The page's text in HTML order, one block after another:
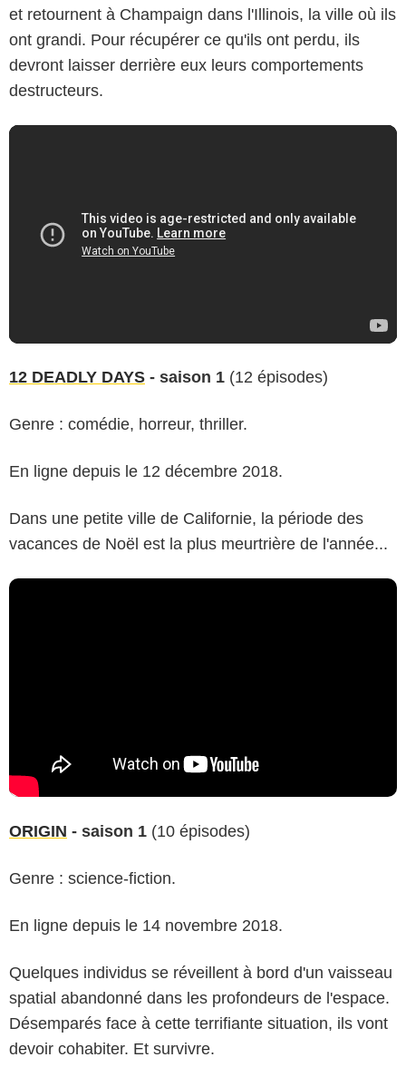
et retournent à Champaign dans l'Illinois, la ville où ils
ont grandi. Pour récupérer ce qu'ils ont perdu, ils
devront laisser derrière eux leurs comportements
destructeurs.
12 DEADLY DAYS - saison 1 (12 épisodes)
Genre : comédie, horreur, thriller.
En ligne depuis le 12 décembre 2018.
Dans une petite ville de Californie, la période des
vacances de Noël est la plus meurtrière de l'année...
ORIGIN - saison 1 (10 épisodes)
Genre : science-fiction.
En ligne depuis le 14 novembre 2018.
Quelques individus se réveillent à bord d'un vaisseau
spatial abandonné dans les profondeurs de l'espace.
Désemparés face à cette terrifiante situation, ils vont
devoir cohabiter. Et survivre.